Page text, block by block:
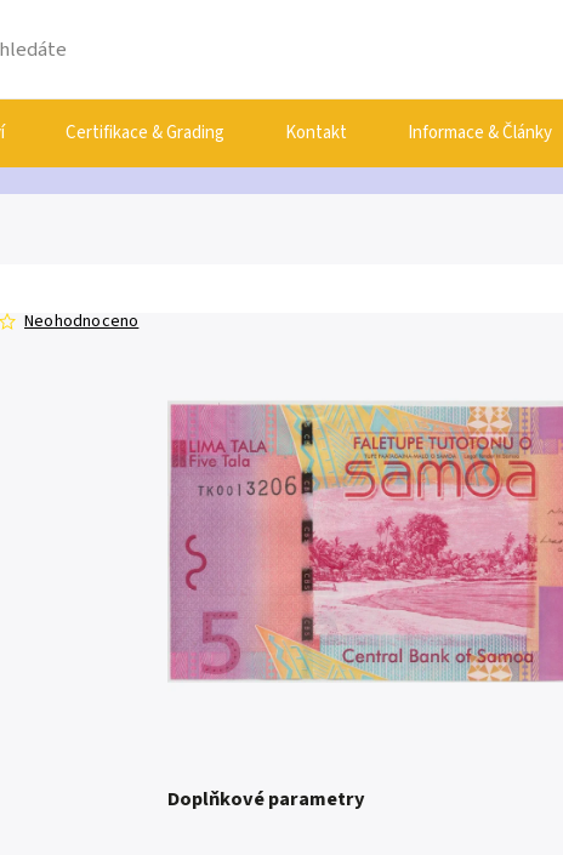
Certifikace & Grading Kontakt Informace & Články
Neohodnoceno
Doplňkové parametry